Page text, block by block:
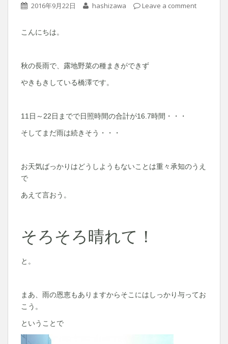
2016年9月22日 hashizawa Leave a comment
こんにちは。
秋の長雨で、露地野菜の種まきができず
やきもきしている橋澤です。
11日～22日までで日照時間の合計が16.7時間・・・
そしてまだ雨は続きそう・・・
お天気ばっかりはどうしようもないことは重々承知のうえ
で
あえて言おう。
そろそろ晴れて！
と。
まあ、雨の恩恵もありますからそこにはしっかり与ってお
こう。
ということで